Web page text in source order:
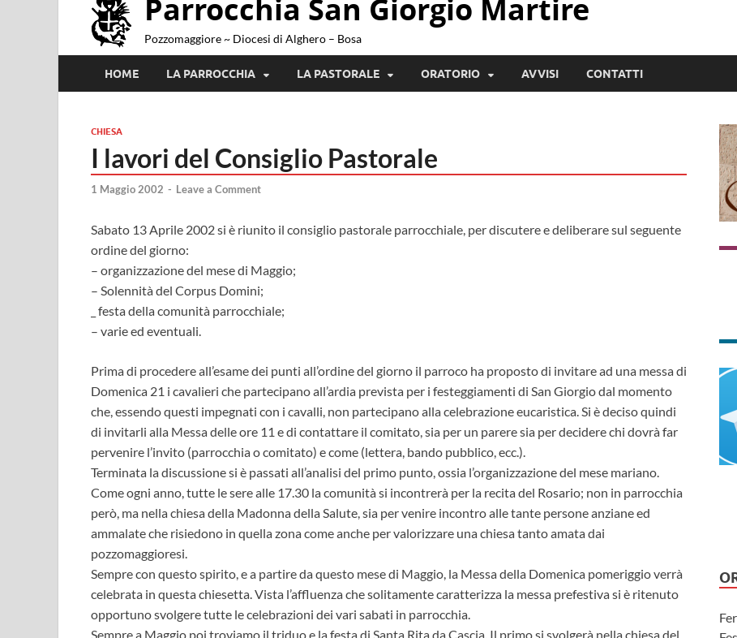
Parrocchia San Giorgio Martire
Pozzomaggiore ~ Diocesi di Alghero – Bosa
HOME LA PARROCCHIA LA PASTORALE ORATORIO AVVISI CONTATTI
CHIESA
I lavori del Consiglio Pastorale
1 Maggio 2002 - Leave a Comment
Sabato 13 Aprile 2002 si è riunito il consiglio pastorale parrocchiale, per discutere e deliberare sul seguente
ordine del giorno:
– organizzazione del mese di Maggio;
– Solennità del Corpus Domini;
_ festa della comunità parrocchiale;
– varie ed eventuali.
Prima di procedere all’esame dei punti all’ordine del giorno il parroco ha proposto di invitare ad una messa di
Domenica 21 i cavalieri che partecipano all’ardia prevista per i festeggiamenti di San Giorgio dal momento
che, essendo questi impegnati con i cavalli, non partecipano alla celebrazione eucaristica. Si è deciso quindi
di invitarli alla Messa delle ore 11 e di contattare il comitato, sia per un parere sia per decidere chi dovrà far
pervenire l’invito (parrocchia o comitato) e come (lettera, bando pubblico, ecc.).
Terminata la discussione si è passati all’analisi del primo punto, ossia l’organizzazione del mese mariano.
Come ogni anno, tutte le sere alle 17.30 la comunità si incontrerà per la recita del Rosario; non in parrocchia
però, ma nella chiesa della Madonna della Salute, sia per venire incontro alle tante persone anziane ed
ammalate che risiedono in quella zona come anche per valorizzare una chiesa tanto amata dai
pozzomaggioresi.
Sempre con questo spirito, e a partire da questo mese di Maggio, la Messa della Domenica pomeriggio verrà
celebrata in questa chiesetta. Vista l’affluenza che solitamente caratterizza la messa prefestiva si è ritenuto
opportuno svolgere tutte le celebrazioni dei vari sabati in parrocchia.
Sempre a Maggio poi troviamo il triduo e la festa di Santa Rita da Cascia. Il primo si svolgerà nella chiesa del